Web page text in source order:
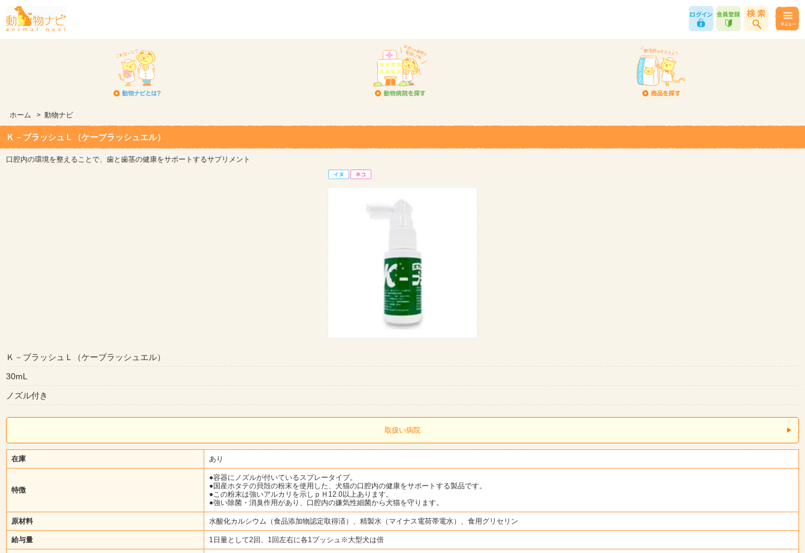
ホーム > 動物ナビ
Ｋ－ブラッシュＬ（ケーブラッシュエル）
口腔内の環境を整えることで、歯と歯茎の健康をサポートするサプリメント
Ｋ－ブラッシュＬ（ケーブラッシュエル）
30mL
ノズル付き
取扱い病院
在庫 あり
特徴
●容器にノズルが付いているスプレータイプ。
●国産ホタテの貝殻の粉末を使用した、犬猫の口腔内の健康をサポートする製品です。
●この粉末は強いアルカリを示しｐＨ12.0以上あります。
●強い除菌・消臭作用があり、口腔内の嫌気性細菌から犬猫を守ります。
原材料 水酸化カルシウム（食品添加物認定取得済）、精製水（マイナス電荷帯電水）、食用グリセリン
給与量 1日量として2回、1回左右に各1プッシュ ※大型犬は倍